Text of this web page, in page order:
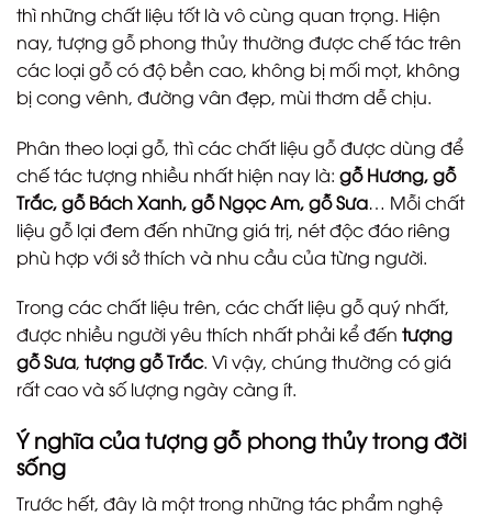
thì những chất liệu tốt là vô cùng quan trọng. Hiện
nay, tượng gỗ phong thủy thường được chế tác trên
các loại gỗ có độ bền cao, không bị mối mọt, không
bị cong vênh, đường vân đẹp, mùi thơm dễ chịu.
Phân theo loại gỗ, thì các chất liệu gỗ được dùng để
chế tác tượng nhiều nhất hiện nay là: gỗ Hương, gỗ
Trắc, gỗ Bách Xanh, gỗ Ngọc Am, gỗ Sưa… Mỗi chất
liệu gỗ lại đem đến những giá trị, nét độc đáo riêng
phù hợp với sở thích và nhu cầu của từng người.
Trong các chất liệu trên, các chất liệu gỗ quý nhất,
được nhiều người yêu thích nhất phải kể đến tượng
gỗ Sưa, tượng gỗ Trắc. Vì vậy, chúng thường có giá
rất cao và số lượng ngày càng ít.
Ý nghĩa của tượng gỗ phong thủy trong đời
sống
Trước hết, đây là một trong những tác phẩm nghệ